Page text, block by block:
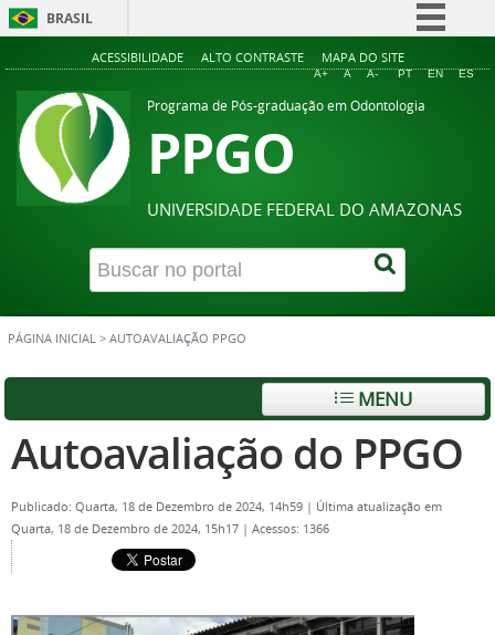
BRASIL
Simplifique!
Acesso à informação
ACESSIBILIDADE ALTO CONTRASTE MAPA DO SITE
A+ A A- PT EN ES
Programa de Pós-graduação em Odontologia
PPGO
UNIVERSIDADE FEDERAL DO AMAZONAS
PÁGINA INICIAL > AUTOAVALIAÇÃO PPGO
MENU
Autoavaliação do PPGO
Publicado: Quarta, 18 de Dezembro de 2024, 14h59 | Última atualização em
Quarta, 18 de Dezembro de 2024, 15h17 | Acessos: 1366